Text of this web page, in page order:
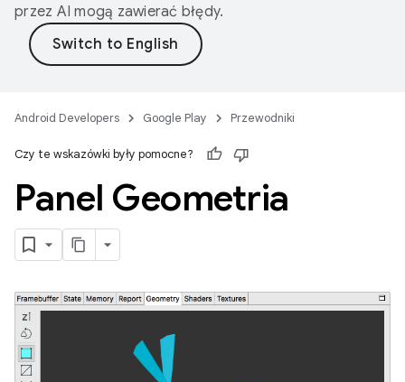
przez AI mogą zawierać błędy.
Android Developers Google Play Przewodniki
Czy te wskazówki były pomocne?
Panel Geometria